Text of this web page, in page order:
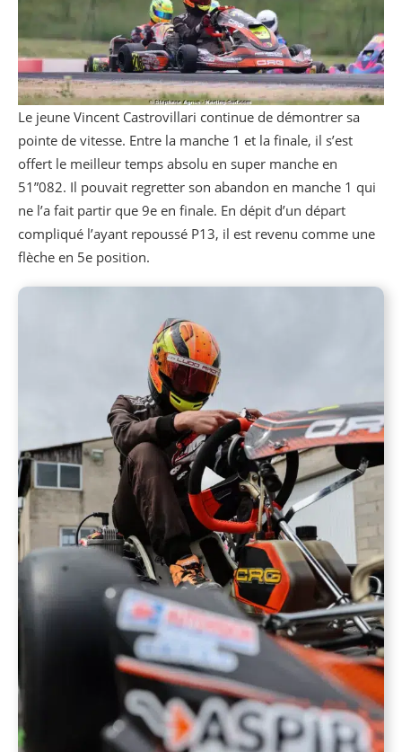
Le jeune Vincent Castrovillari continue de démontrer sa
pointe de vitesse. Entre la manche 1 et la finale, il s’est
offert le meilleur temps absolu en super manche en
51”082. Il pouvait regretter son abandon en manche 1 qui
ne l’a fait partir que 9e en finale. En dépit d’un départ
compliqué l’ayant repoussé P13, il est revenu comme une
flèche en 5e position.